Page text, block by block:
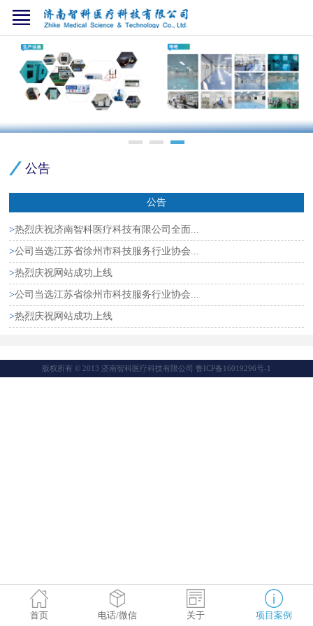
公告
公告
>热烈庆祝济南智科医疗科技有限公司全面...
>公司当选江苏省徐州市科技服务行业协会...
>热烈庆祝网站成功上线
>公司当选江苏省徐州市科技服务行业协会...
>热烈庆祝网站成功上线
版权所有 © 2013 济南智科医疗科技有限公司 鲁ICP备16019296号-1
首页 电话/微信 关于 项目案例